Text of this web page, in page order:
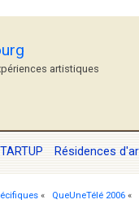
artistiques
Résidences
« QueUneTélé 2006 «